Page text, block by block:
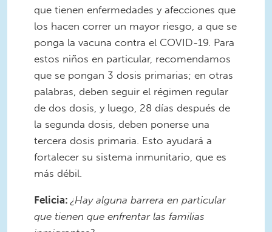
que tienen enfermedades y afecciones que
los hacen correr un mayor riesgo, a que se
ponga la vacuna contra el COVID-19. Para
estos niños en particular, recomendamos
que se pongan 3 dosis primarias; en otras
palabras, deben seguir el régimen regular
de dos dosis, y luego, 28 días después de
la segunda dosis, deben ponerse una
tercera dosis primaria. Esto ayudará a
fortalecer su sistema inmunitario, que es
más débil.
Felicia: ¿Hay alguna barrera en particular
que tienen que enfrentar las familias